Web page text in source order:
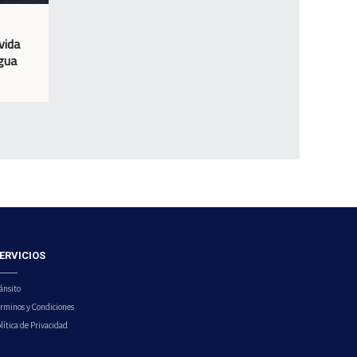
y Condiciones
de Privacidad